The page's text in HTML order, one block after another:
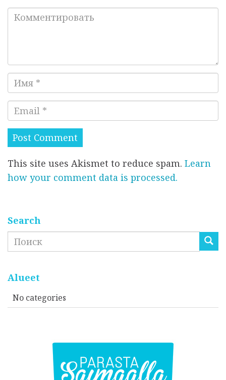
е
т
р
о
а
т
И
м
*
m
i
l
*
This site uses Akismet to reduce spam. Learn
how your comment data is processed.
Search
Search
Alueet
No categories